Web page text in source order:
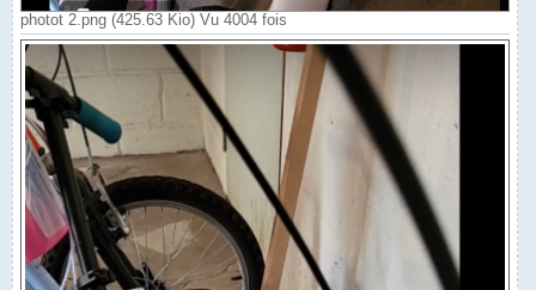
photot 2.png (425.63 Kio) Vu 4004 fois